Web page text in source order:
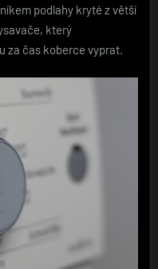
podlahy kryté z větší
který
za čas koberce vyprat.